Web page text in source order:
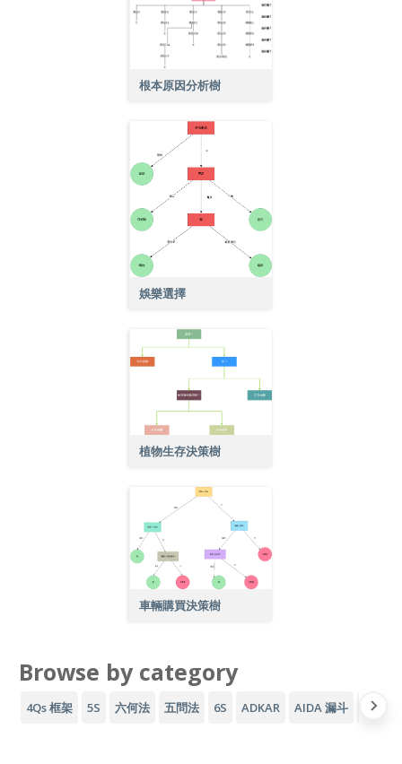
根本原因分析樹
娛樂選擇
植物生存決策樹
車輛購買決策樹
Browse by category
4Qs 框架 5S 六何法 五問法 6S ADKAR AIDA 漏斗 AWS